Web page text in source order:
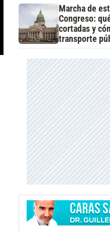
Marcha de
Congreso:
cortadas y
transporte